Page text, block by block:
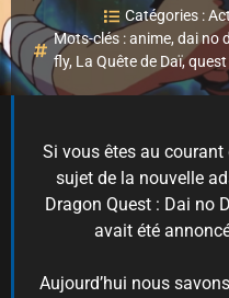
Catégories :
Mots-clés :anime, dai no
fly, La Quête de Daï,quest
Si vous êtes au
sujet de la nouvelle
Dragon Quest : Dai no
avait été
Aujourd’hui nous